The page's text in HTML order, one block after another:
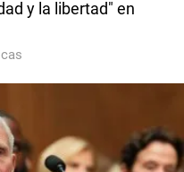
y la libertad" en